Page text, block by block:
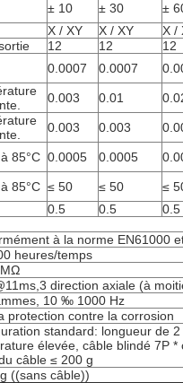
± 10 ± 30 ±
X / XY X / XY X /
12 12 12
0.0007 0.0007
0.003 0.01
0.003 0.003
85°C 0.0005 0.0005
85°C ≤ 50 ≤ 50 ≤
0.5 0.5 0.5
à la norme EN61000
heures/temps
direction axiale (à
10 ‰ 1000 Hz
protection contre la corrosion
standard: longueur de
élevée, câble blindé 7P *
câble ≤ 200 g
((sans câble))